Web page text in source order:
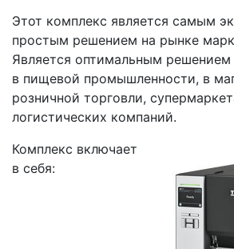
Этот комплекс является самым
простым решением на рынке
Является оптимальным
в пищевой промышленности, в
розничной торговли,
логистических компаний.
Комплекс включает
в себя: